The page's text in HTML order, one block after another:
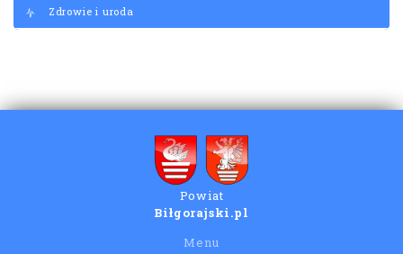
Zdrowie i uroda
Powiat
Biłgorajski.pl
Menu